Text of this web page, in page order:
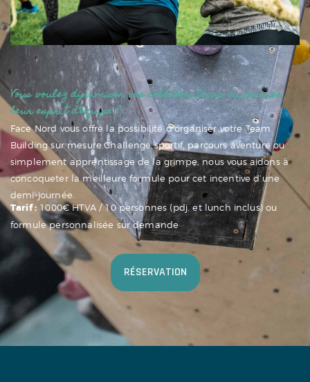
Vous voulez dynamiser vos collaborateurs ou renouer
leur esprit d’équipe ?
Face Nord vous offre la possibilité d’organiser votre Team
Building sur mesure.Challenge sportif, parcours aventure ou
simplement apprentissage de la grimpe, nous vous aidons à
concoqueter la meilleure formule pour cet incentive d’une
demi-journée.
Tarif : 1000€ HTVA / 10 personnes (pdj. et lunch inclus) ou
formule personnalisée sur demande
RÉSERVATION